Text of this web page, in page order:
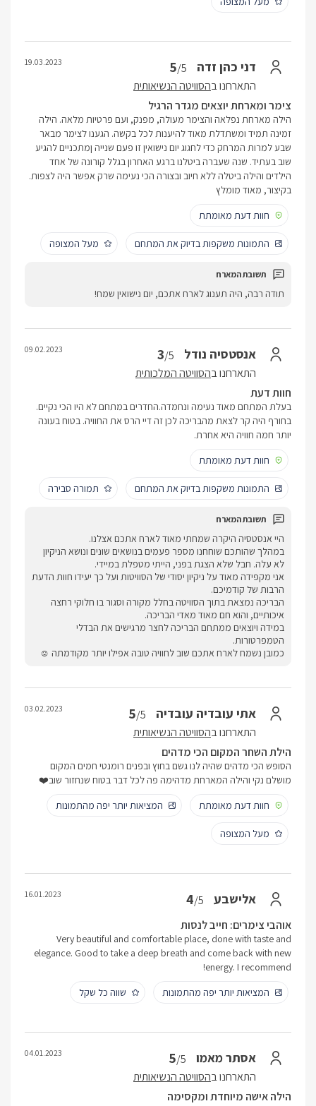
דני כהן זדה 5/5
התארחנו בהסוויטה הנשיאותית
19.03.2023
צימר ומארחת יוצאים מגדר הרגיל
הילה מארחת נפלאה והצימר מעולה, מפנק, ועם פרטיות מלאה. הילה
זמינה תמיד ומשתדלת מאוד להיענות לכל בקשה. הגענו לצימר מבאר
שבע למרות המרחק כדי לחגוג יום נישואין זו פעם שנייה ןמתכניים להגיע
שוב בעתיד. שנה שעברה ביטלנו ברגע האחרון בגלל קורונה של אחד
הילדים והילה ביטלה ללא חיוב ובצורה הכי נעימה שרק אפשר היה לצפות.
בקיצור, מאוד מומלץ
חוות דעת מאומתת
התמונות משקפות בדיוק את המתחם מעל המצופה
תודה רבה, היה תענוג לארח אתכם, יום נישואין שמח!
אנסטסיה נודל 3/5
התארחנו בהסוויטה המלכותית
09.02.2023
חוות דעת
בעלת המתחם מאוד נעימה ונחמדה.החדרים במתחם לא היו הכי נקיים.
בחורף היה קר לצאת מהבריכה לכן זה דיי הרס את החוויה. בטוח בעונה
יותר חמה חוויה היא אחרת.
חוות דעת מאומתת
התמונות משקפות בדיוק את המתחם תמורה סבירה
היי אנסטסיה היקרה שמחתי מאוד לארח אתכם אצלנו.
במהלך שהותכם שוחחנו מספר פעמים בנושאים שונים ונושא הניקיון
לא עלה. חבל שלא הצגת בפני, הייתי מטפלת במיידי.
אני מקפידה מאוד על ניקיון יסודי של הסוויטות ועל כך יעידו חוות הדעת
הרבות של קודמיכם.
הבריכה נמצאת בתוך הסוויטה בחלל מקורה וסגור בו חלוקי רחצה
איכותיים, והוא חם מאוד מאדי הבריכה.
במידה ויוצאים ממתחם הבריכה לחצר מרגישים את הבדלי
הטמפרטורות.
כמובן נשמח לארח אתכם שוב לחוויה טובה אפילו יותר מקודמתה ☺
אתי עובדיה עובדיה 5/5
התארחנו בהסוויטה הנשיאותית
03.02.2023
הילת השחר המקום הכי מדהים
הסופש הכי מדהים שהיה לנו גשם בחוץ ובפנים רומנטי חמים המקום
מושלם נקי והילה המארחת מדהימה פה לכל דבר בטוח שנחזור שוב❤️
חוות דעת מאומתת
המציאות יותר יפה מהתמונות
מעל המצופה
אלישבע 4/5
16.01.2023
אוהבי צימרים: חייב לנסות
Very beautiful and comfortable place, done with taste and
elegance. Good to take a deep breath and come back with new
energy. I recommend!
המציאות יותר יפה מהתמונות
שווה כל שקל
אסתר מאמו 5/5
התארחנו בהסוויטה הנשיאותית
04.01.2023
הילה אישה מיוחדת ומקסימה